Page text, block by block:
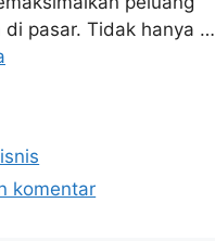
di pasar. Tidak hanya …
komentar